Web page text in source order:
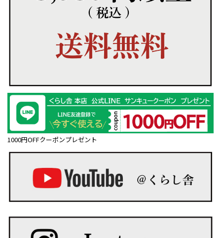
1000円OFFクーポンプレゼント